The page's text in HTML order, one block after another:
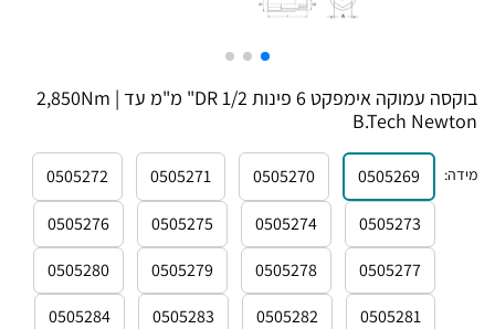
בוקסה עמוקה אימפקט 6 פינות DR 1/2" מ"מ עד 2,850Nm |
B.Tech Newton
מידה:
0505269
0505270
0505271
0505272
0505273
0505274
0505275
0505276
0505277
0505278
0505279
0505280
0505281
0505282
0505283
0505284